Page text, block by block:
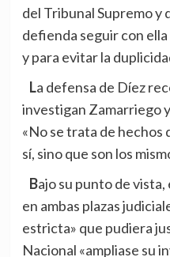
del Tribunal Supremo
defienda seguir con
y para evitar la
La defensa de Díez reconoce que los hechos que
investigan Zamarriego
«No se trata de
sí, sino que son los
Bajo su punto de vista, en los hechos investigados
en ambas plazas
estricta» que pudiera
Nacional «ampliase su